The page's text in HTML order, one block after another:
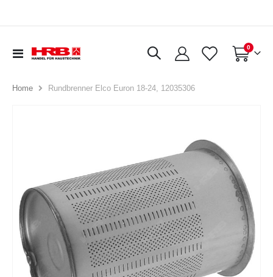
Navigation
Warenkorb
0Artikel
Home Rundbrenner Elco Euron 18-24, 12035306